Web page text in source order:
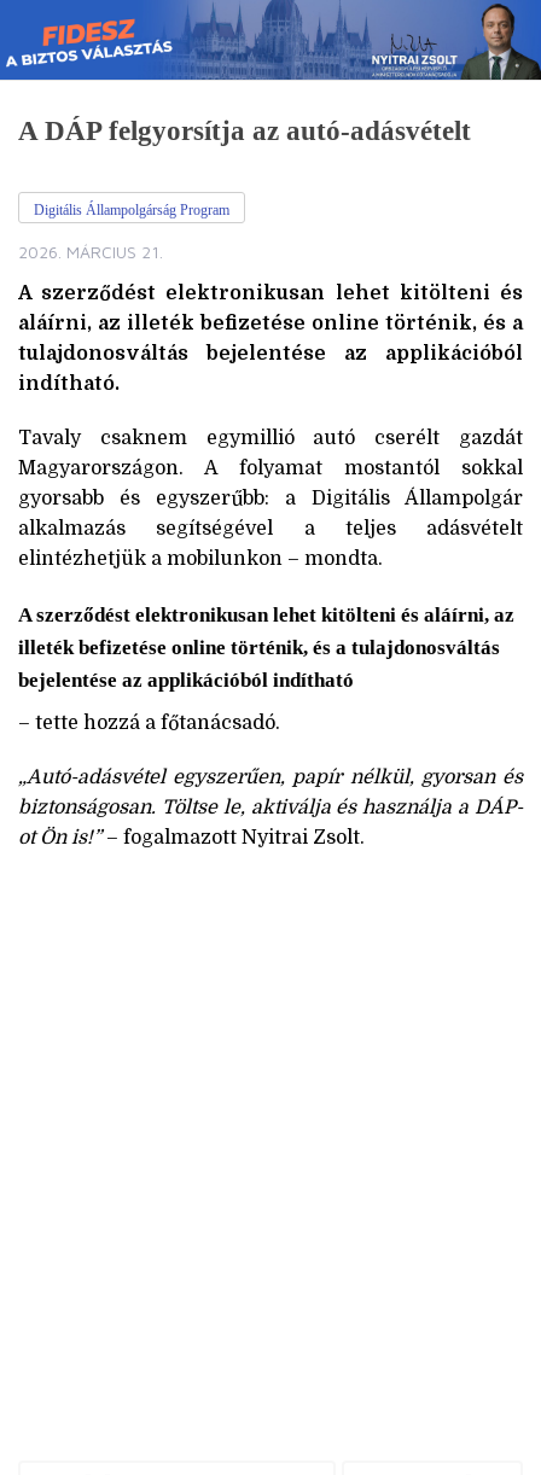
Skip
to
content
A DÁP felgyorsítja az autó-adásvételt
Digitális Állampolgárság Program
2026. MÁRCIUS 21.
A szerződést elektronikusan lehet kitölteni és
aláírni, az illeték befizetése online történik, és a
tulajdonosváltás bejelentése az applikációból
indítható.
Tavaly csaknem egymillió autó cserélt gazdát
Magyarországon. A folyamat mostantól sokkal
gyorsabb és egyszerűbb: a Digitális Állampolgár
alkalmazás segítségével a teljes adásvételt
elintézhetjük a mobilunkon – mondta.
A szerződést elektronikusan lehet kitölteni és aláírni, az
illeték befizetése online történik, és a tulajdonosváltás
bejelentése az applikációból indítható
– tette hozzá a főtanácsadó.
„Autó-adásvétel egyszerűen, papír nélkül, gyorsan és
biztonságosan. Töltse le, aktiválja és használja a DÁP-
ot Ön is!”– fogalmazott Nyitrai Zsolt.